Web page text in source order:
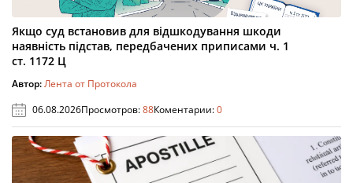
Якщо суд встановив для відшкодування шкоди
наявність підстав, передбачених приписами ч. 1
ст. 1172 Ц
Автор:Лента от Протокола
06.08.2026Просмотров:88Коментарии:0